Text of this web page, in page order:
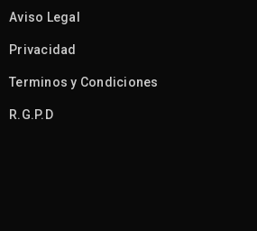
Aviso Legal
Privacidad
Terminos y Condiciones
R.G.P.D